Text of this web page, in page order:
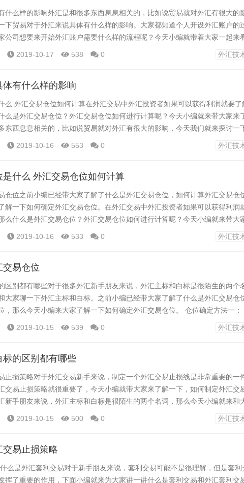
什么样的影响外汇是和很多东西息息相关的，比如说贸易就对外汇有很大的
下贸易对于外汇来说具体有什么样的影响。大家都知道个人开设外汇账户的
公司想要来开始外汇账户需要什么样的流程呢？今天小编就带着大家一起来
基本流程。 我国外汇管理局规定符合下列条件之一的境内机构(不包括金融机
2019-10-17 538 0 外汇技
体有什么样的影响
么 外汇交易仓位如何计算在外汇交易中外汇投资者如果可以获得利润就要了
么是外汇交易仓位？外汇交易仓位如何进行计算呢？今天小编就来带大家来
东西息息相关的，比如说贸易就对外汇有很大的影响，今天我们就来探讨一
什么样的影响。 一是在外贸顺逆差影响下，造成一国政府企业和居民持有的
2019-10-16 553 0 外汇技
是什么 外汇交易仓位如何计算
仓位之前小编已经带大家了解了什么是外汇交易仓位，如何计算外汇交易仓
解一下如何确定外汇交易仓位。在外汇交易中外汇投资者如果可以获得利润
么什么是外汇交易仓位？外汇交易仓位如何进行计算呢？今天小编就来带大
，外汇仓位就是指投资者实有投资和实际进行外汇投资资金的比例。举个例
2019-10-16 533 0 外汇技
交易仓位
区别都有哪些对于很多外汇新手朋友来说，外汇主标和白标是很陌生的两个
大家聊一下外汇主标和白标。之前小编已经带大家了解了什么是外汇交易仓
，那么今天小编来大家了解一下如何确定外汇交易仓位。 仓位确定方法一：
位控制比较严格，那么投资者就要注意了，在盘整区域突破之前，尽量不要
2019-10-15 539 0 外汇技
标的区别都有哪些
止损策略对于外汇交易新手来说，制定一个外汇交易止损线是非常重要的一
交易止损策略就很重要了，今天小编就带大家来了解一下，如何制定外汇交
新手朋友来说，外汇主标和白标是很陌生的两个名词，那么今天小编就来和
。 外汇主标： MT4主标是整套系统，拥有全部权限，可以进行二次开发加入
2019-10-15 500 0 外汇技
易止损策略
么是外汇套利交易对于新手朋友来说，套利交易可能不是很理解，但是套利
挥了重要的作用，下面小编就来为大家讲一讲什么是套利交易和外汇套利交